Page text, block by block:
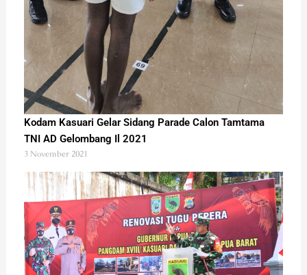
Kodam Kasuari Gelar Sidang Parade Calon Tamtama
TNI AD Gelombang Il 2021
3 November 2021